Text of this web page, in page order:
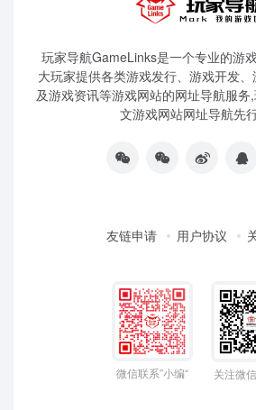
玩家导航GameLinks是一个专业的游
大玩家提供各类游戏发行、游戏开发
及游戏资讯等游戏网站的网址导航服务
文游戏网站网址导航先行
友链申请 用户协议
微信联系”小编“ 关注微